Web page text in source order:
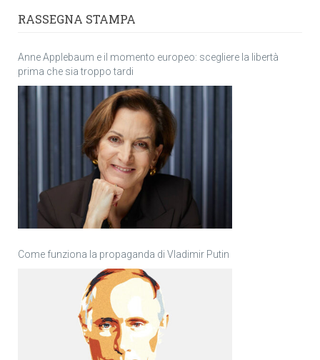
RASSEGNA STAMPA
Anne Applebaum e il momento europeo: scegliere la libertà
prima che sia troppo tardi
Come funziona la propaganda di Vladimir Putin